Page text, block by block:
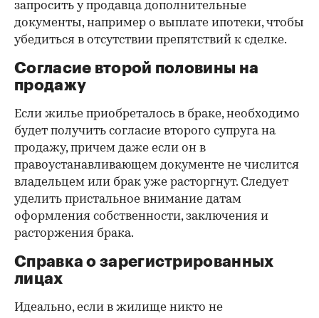
запросить у продавца дополнительные
документы, например о выплате ипотеки, чтобы
убедиться в отсутствии препятствий к сделке.
Согласие второй половины на
продажу
Если жилье приобреталось в браке, необходимо
будет получить согласие второго супруга на
продажу, причем даже если он в
правоустанавливающем документе не числится
владельцем или брак уже расторгнут. Следует
уделить пристальное внимание датам
оформления собственности, заключения и
расторжения брака.
Справка о зарегистрированных
лицах
Идеально, если в жилище никто не